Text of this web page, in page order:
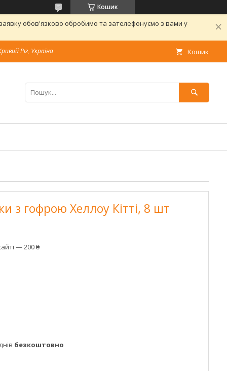
Кошик
обов'язково обробимо та зателефонуємо з вами у
Ріг, Україна Кошик
з гофрою Хеллоу Кітті, 8 шт
— 200 ₴
безкоштовно